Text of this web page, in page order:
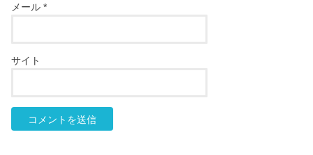
メール*
サイト